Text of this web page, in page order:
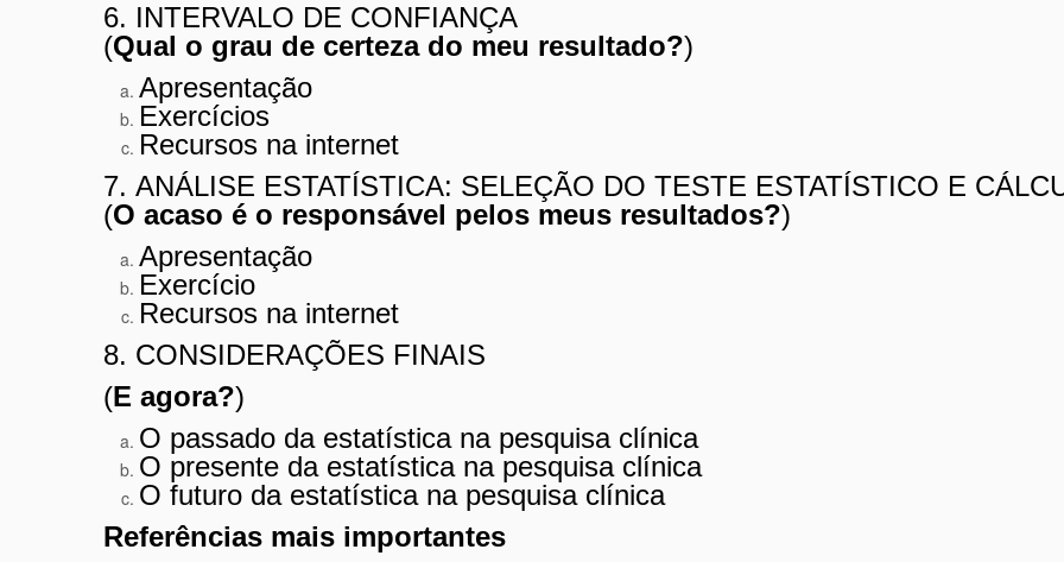
6. INTERVALO DE CONFIANÇA
(Qual o grau de certeza do meu resultado?)
Apresentação
Exercícios
Recursos na internet
7. ANÁLISE ESTATÍSTICA: SELEÇÃO DO TESTE ESTATÍSTICO E
(O acaso é o responsável pelos meus resultados?)
Apresentação
Exercício
Recursos na internet
8. CONSIDERAÇÕES FINAIS
(E agora?)
O passado da estatística na pesquisa clínica
O presente da estatística na pesquisa clínica
O futuro da estatística na pesquisa clínica
Referências mais importantes